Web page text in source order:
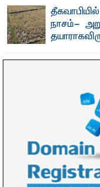
நாசம்-
காட்டு யானைகள்
தீகவாபி
தயாரான நிலையில்